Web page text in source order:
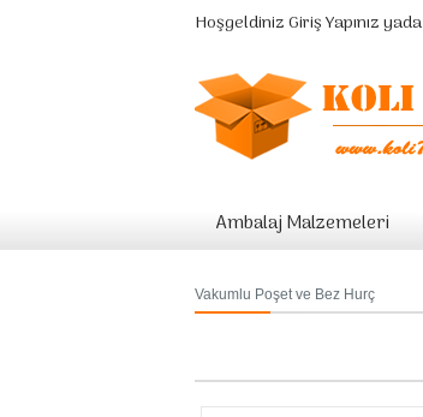
HoşgeldinizGiriş Yapınızyada
Ambalaj Malzemeleri
Vakumlu Poşet ve Bez Hurç